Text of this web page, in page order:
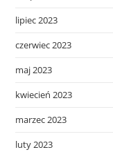
lipiec 2023
czerwiec 2023
maj 2023
kwiecień 2023
marzec 2023
luty 2023